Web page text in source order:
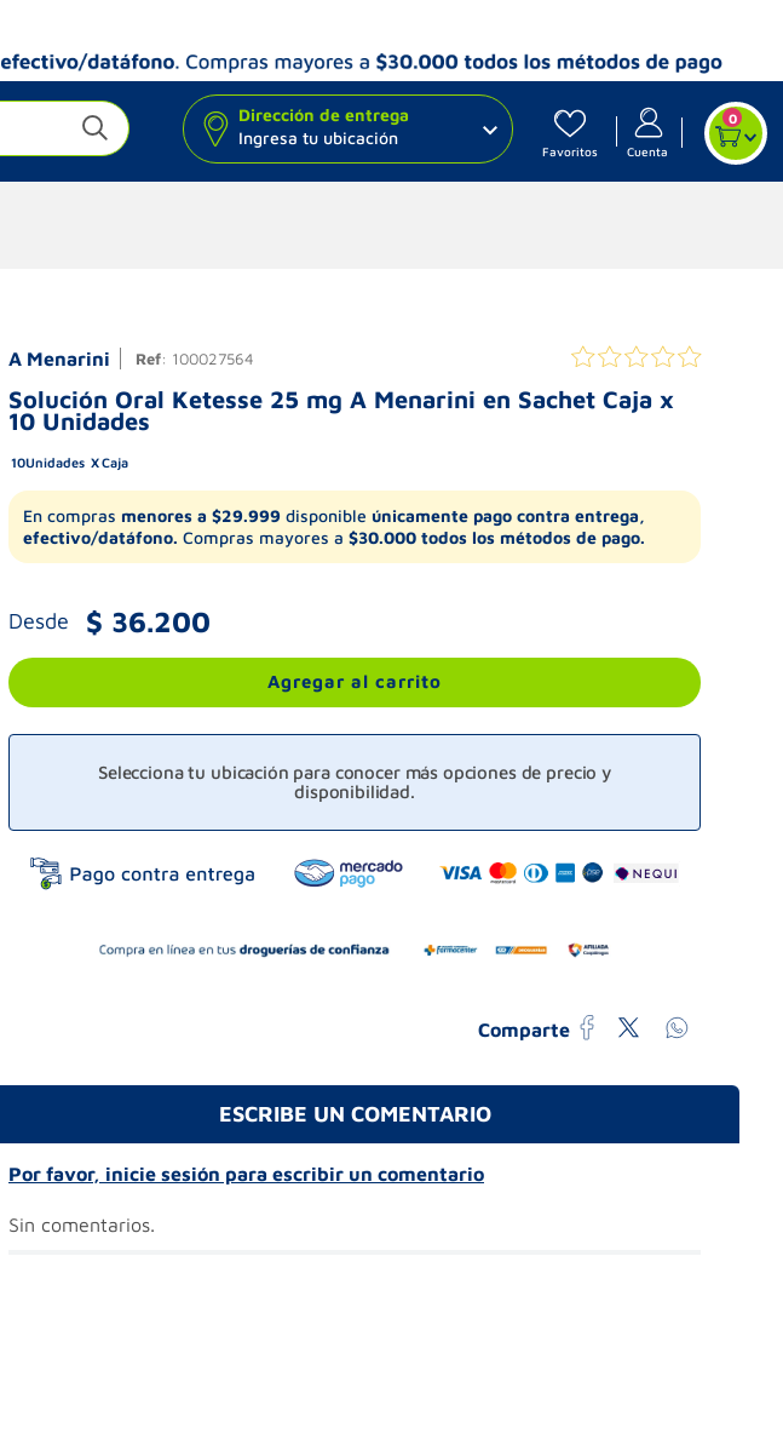
Dirección de entrega
Ingresa tu ubicación
Favoritos Cuenta
0
A Menarini Ref: 100027564
Solución Oral Ketesse 25 mg A Menarini en Sachet Caja x
10 Unidades
10Unidades Caja
En compras menores a $29.999 disponible únicamente pago contra entrega,
efectivo/datáfono. Compras mayores a $30.000 todos los métodos de pago.
Desde $ 36.200
Agregar al carrito
Selecciona tu ubicación para conocer más opciones de precio y
disponibilidad.
Comparte
ESCRIBE UN COMENTARIO
Por favor, inicie sesión para escribir un comentario
Sin comentarios.